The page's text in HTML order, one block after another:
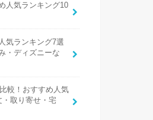
人気ランキング10
気ランキング7選
・ディズニーな
較！おすすめ人気
取り寄せ・宅